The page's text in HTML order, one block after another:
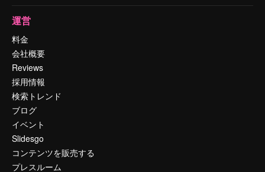
運営
料金
会社概要
Reviews
採用情報
検索トレンド
ブログ
イベント
Slidesgo
コンテンツを販売する
プレスルーム